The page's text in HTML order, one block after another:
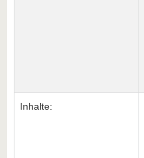
Inhalte: